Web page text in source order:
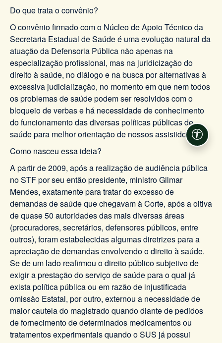
Do que trata o convênio?
O convênio firmado com o Núcleo de Apoio Técnico da
Secretaria Estadual de Saúde é uma evolução natural da
atuação da Defensoria Pública não apenas na
especialização profissional, mas na juridicização do
direito à saúde, no diálogo e na busca por alternativas à
excessiva judicialização, no momento em que nem todos
os problemas de saúde podem ser resolvidos com o
bloqueio de verbas e há necessidade de conhecimento
do funcionamento das diversas políticas públicas de
saúde para melhor orientação de nossos assistidos.
Como nasceu essa ideia?
A partir de 2009, após a realização de audiência pública
no STF por seu então presidente, ministro Gilmar
Mendes, exatamente para tratar do excesso de
demandas de saúde que chegavam à Corte, após a oitiva
de quase 50 autoridades das mais diversas áreas
(procuradores, secretários, defensores públicos, entre
outros), foram estabelecidas algumas diretrizes para a
apreciação de demandas envolvendo o direito à saúde.
Se de um lado reafirmou o direito público subjetivo de
exigir a prestação do serviço de saúde para o qual já
exista política pública ou em razão de injustificada
omissão Estatal, por outro, externou a necessidade de
maior cautela do magistrado quando diante de pedidos
de fornecimento de determinados medicamentos ou
tratamentos experimentais quando o SUS já possui